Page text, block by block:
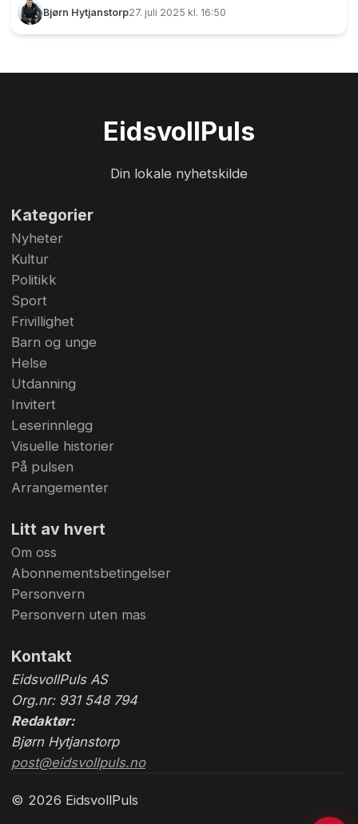
bunnlaget Alta ville Turn ha skikkelig heng på
om direkte opprykk. Og det som skjedde på
gjøre premissene for kampen svært så lystige.
Bjørn Hytjanstorp27. juli 2025 kl. 16:50
EidsvollPuls
Din lokale nyhetskilde
Kategorier
Nyheter
Kultur
Politikk
Sport
Frivillighet
Barn og unge
Helse
Utdanning
Invitert
Leserinnlegg
Visuelle historier
På pulsen
Arrangementer
Litt av hvert
Om oss
Abonnementsbetingelser
Personvern
Personvern uten mas
Kontakt
EidsvollPuls AS
Org.nr: 931 548 794
Redaktør:
Bjørn Hytjanstorp
post@eidsvollpuls.no
© 2026 EidsvollPuls